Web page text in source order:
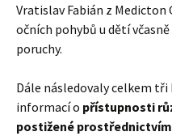
Vratislav Fabián z
očních pohybů u dětí
poruchy.
Dále následovaly celkem
informací o přístupnosti
postižené